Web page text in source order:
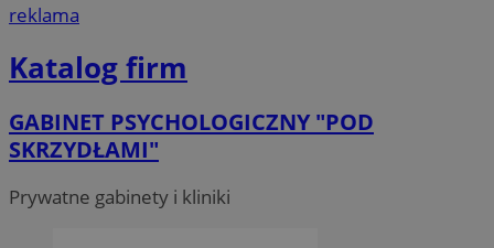
reklama
Katalog firm
GABINET PSYCHOLOGICZNY "POD
SKRZYDŁAMI"
Prywatne gabinety i kliniki